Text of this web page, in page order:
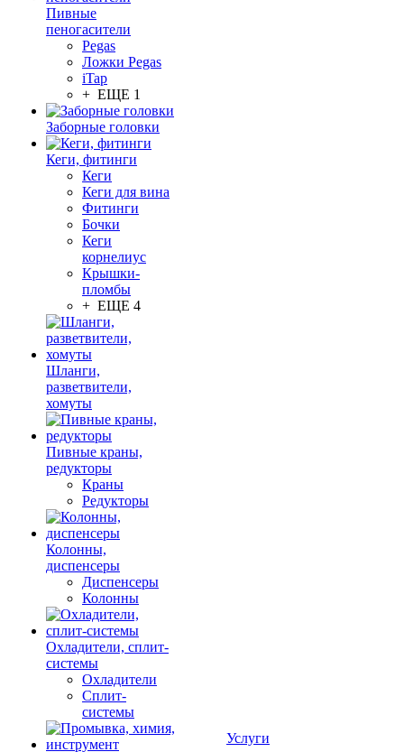
Пивные
пеногасители
Pegas
Ложки Pegas
iTap
+ ЕЩЕ 1
Заборные головки
Кеги, фитинги
Кеги
Кеги для вина
Фитинги
Бочки
Кеги
корнелиус
Крышки-
пломбы
+ ЕЩЕ 4
Шланги,
разветвители,
хомуты
Пивные краны,
редукторы
Краны
Редукторы
Колонны,
диспенсеры
Диспенсеры
Колонны
Охладители, сплит-
системы
Охладители
Сплит-
системы
Услуги